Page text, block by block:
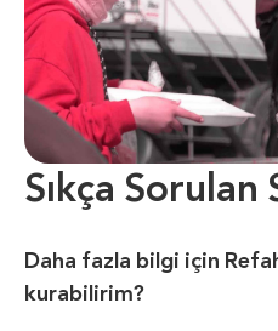
Sıkça
Daha fazla bilgi için
kurabilirim?